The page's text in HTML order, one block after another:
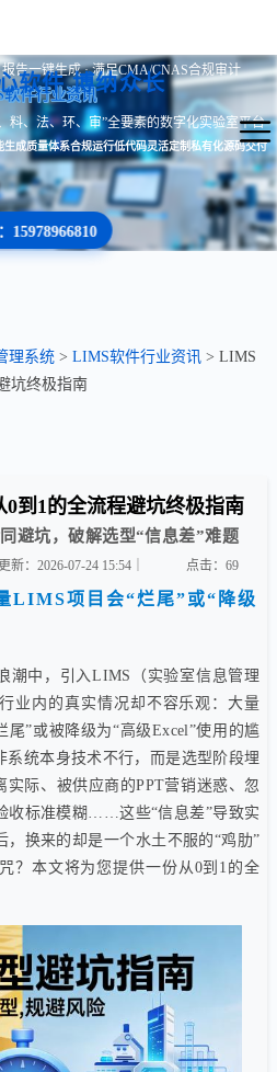
软件 博纳众长
告一键生成 · 满足CMA/CNAS合规审计
件行业资讯
料、法、环、审”全要素的数字化实验室平台
生成质量体系合规运行低代码灵活定制私有化源码交付
15978966810
理系统> LIMS软件行业资讯> LIMS
坑终极指南
到1的全流程避坑终极指南
避坑，破解选型“信息差”难题
新：2026-07-24 15:54｜ 点击：69
LIMS项目会“烂尾”或“降级
潮中，引入LIMS（实验室信息管理
业内的真实情况却不容乐观：大量
”或被降级为“高级Excel”使用的尴
系统本身技术不行，而是选型阶段埋
实际、被供应商的PPT营销迷惑、忽
收标准模糊……这些“信息差”导致实
换来的却是一个水土不服的“鸡肋”
？本文将为您提供一份从0到1的全